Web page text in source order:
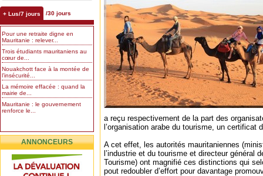
+ Lus/7 jours /30 jours
Pour une retraite digne en
Mauritanie : relever...
Trois étudiants mauritaniens au
cœur de...
Nouakchott face à la montée de
l’insécurité...
La mémoire effacée : quand la
mairie de...
Mauritanie : le gouvernement
renforce le...
ANNONCEURS
a reçu respectivement de la part des
l’organisation arabe du tourisme, un certificat
A cet effet, les autorités mauritaniennes
l’industrie et du tourisme et directeur général
Tourisme) ont magnifié ces distinctions qui
pout redoubler d’effort pour davantage